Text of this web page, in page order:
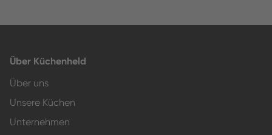
Über Küchenheld
Über uns
Unsere Küchen
Unternehmen